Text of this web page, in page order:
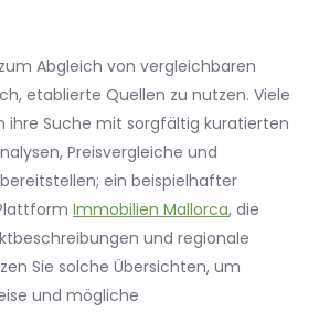
Abgleich von vergleichbaren
etablierte Quellen zu nutzen. Viele
ihre Suche mit sorgfältig kuratierten
Preisvergleiche und
ein beispielhafter
Immobilien Mallorca, die
und regionale
Sie solche Übersichten, um
und mögliche